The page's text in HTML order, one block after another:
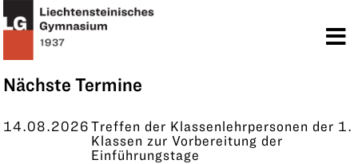
Nächste Termine
14.08.2026Treffen der Klassenlehrpersonen der 1.
Klassen zur Vorbereitung der
Einführungstage
KONTAKT